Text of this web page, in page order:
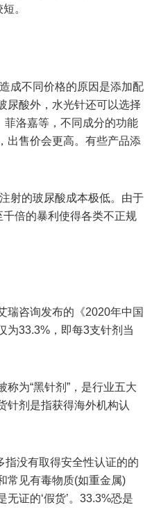
。
成不同价格的原因是添加配
尿酸外，水光针还可以选择
洛嘉等，不同成分的功能
出售价会更高。有些产品添
射的玻尿酸成本极低。由于
千倍的暴利使得各类不正规
瑞咨询发布的《2020年中国
为33.3%，即每3支针剂当
为“黑针剂”，是行业五大
针剂是指获得海外机构认
指没有取得安全性认证的的
常见有毒物质(如重金属)
证的‘假货’。33.3%恐是